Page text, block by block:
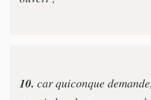
10. car quiconque